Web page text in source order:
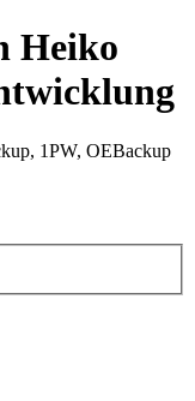
Heiko
1PW, OEBackup